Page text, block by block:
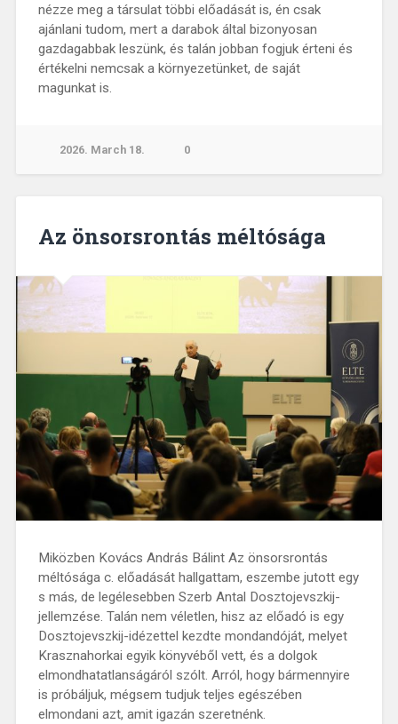
nézze meg a társulat többi előadását is, én csak
ajánlani tudom, mert a darabok által bizonyosan
gazdagabbak leszünk, és talán jobban fogjuk érteni és
értékelni nemcsak a környezetünket, de saját
magunkat is.
2026. March 18. 0
Az önsorsrontás méltósága
Miközben Kovács András Bálint Az önsorsrontás
méltósága c. előadását hallgattam, eszembe jutott egy
s más, de legélesebben Szerb Antal Dosztojevszkij-
jellemzése. Talán nem véletlen, hisz az előadó is egy
Dosztojevszkij-idézettel kezdte mondandóját, melyet
Krasznahorkai egyik könyvéből vett, és a dolgok
elmondhatatlanságáról szólt. Arról, hogy bármennyire
is próbáljuk, mégsem tudjuk teljes egészében
elmondani azt, amit igazán szeretnénk.